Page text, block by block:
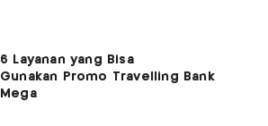
6 Layanan yang Bisa
Gunakan Promo Travelling Bank
Mega